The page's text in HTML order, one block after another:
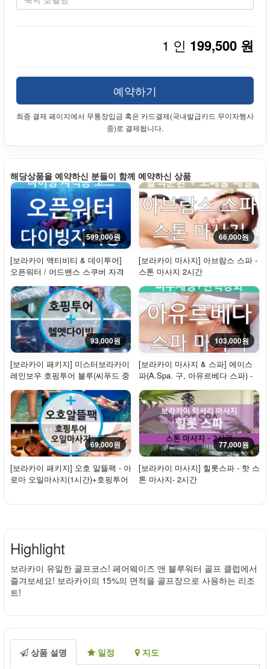
1 인 199,500 원
예약하기
최종 결제 페이지에서 무통장입금 혹은 카드결제(국내발급카드 무이자행사
중)로 결제됩니다.
해당상품을 예약하신 분들이 함께 예약하신 상품
599,000원
[보라카이 액티비티 & 데이투어]
오픈워터 / 어드밴스 스쿠버 자격
증 코스 (SS...
66,000원
[보라카이 마사지] 아브람스 스파 -
스톤 마사지 2시간
93,000원
[보라카이 패키지] 미스터보라카이
레인보우 호핑투어 블루(씨푸드 중
식) + ...
103,000원
[보라카이 마사지 & 스파] 에이스
파(A.Spa. 구, 아유르베다 스파) -
스파마사지
69,000원
[보라카이 패키지] 오호 알뜰팩 - 아
로마 오일마사지(1시간)+호핑투어
77,000원
[보라카이 마사지] 힐롯스파 - 핫 스
톤 마사지- 2시간
Highlight
보라카이 유일한 골프코스! 페어웨이즈 앤 블루워터 골프 클럽에서
즐겨보세요! 보라카이의 15%의 면적을 골프장으로 사용하는 리조
트!
상품 설명 일정 지도